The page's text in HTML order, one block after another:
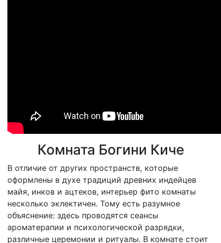
Комната Богини Киче
В отличие от других пространств, которые
оформлены в духе традиций древних индейцев
майя, инков и ацтеков, интерьер фито комнаты
несколько эклектичен. Тому есть разумное
объяснение: здесь проводятся сеансы
ароматерапии и психологической разрядки,
различные церемонии и ритуалы. В комнате стоит